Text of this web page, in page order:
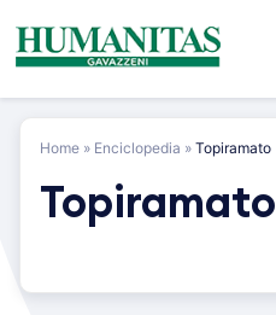
content
Home » Enciclopedia » Topiramato
Topiramato